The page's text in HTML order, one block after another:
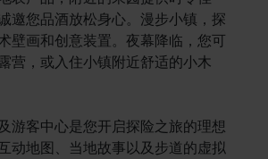
邀您品酒放松身心。漫步小镇，探
壁画和创意装置。夜幕降临，您可
营，或入住小镇附近舒适的小木
游客中心是您开启探险之旅的理想
动地图、当地故事以及步道的虚拟